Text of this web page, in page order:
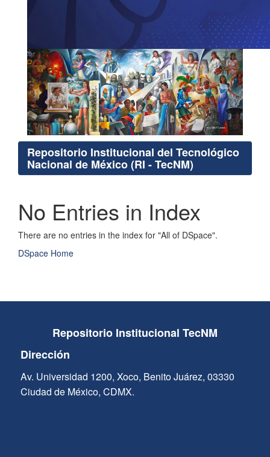
Repositorio Institucional del Tecnológico
Nacional de México (RI - TecNM)
No Entries in Index
There are no entries in the index for "All of DSpace".
DSpace Home
Repositorio Institucional TecNM
Dirección
Av. Universidad 1200, Xoco, Benito Juárez, 03330
Ciudad de México, CDMX.